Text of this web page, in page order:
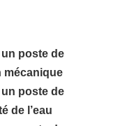
poste de
mécanique
poste de
de l’eau